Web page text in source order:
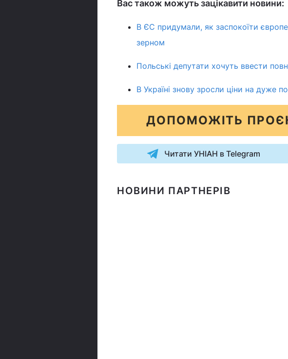
Вас також можуть зацікавити новини:
В ЄС придумали, як заспокоїти
зерном
Польські депутати хочуть ввести
В Україні знову зросли ціни на дуже
ДОПОМОЖІТЬ
Читати УНІАН в Telegram
НОВИНИ ПАРТНЕРІВ